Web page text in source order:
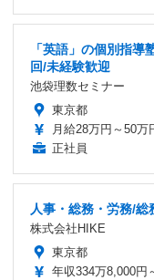
「英語」の個別指
回/未経験歓迎
池袋理数セミナー
東京都
月給28万円～50万
正社員
人事・総務・労務/
株式会社HIKE
東京都
年収334万8,000円